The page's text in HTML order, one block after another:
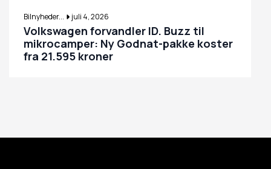
Bilnyheder... juli 4, 2026
Volkswagen forvandler ID. Buzz til
mikrocamper: Ny Godnat-pakke koster
fra 21.595 kroner